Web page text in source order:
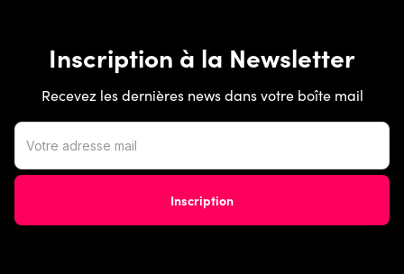
Inscription à la Newsletter
Recevez les dernières news dans votre boîte mail